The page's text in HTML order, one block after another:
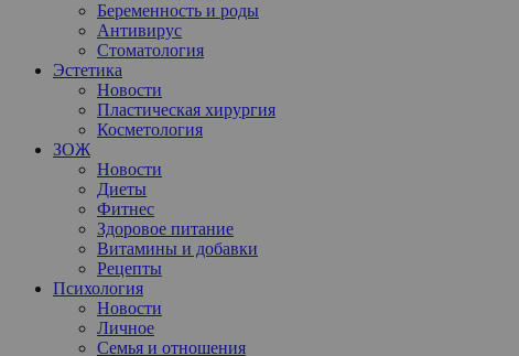
Беременность и роды
Антивирус
Стоматология
Эстетика
Новости
Пластическая хирургия
Косметология
ЗОЖ
Новости
Диеты
Фитнес
Здоровое питание
Витамины и добавки
Рецепты
Психология
Новости
Личное
Семья и отношения